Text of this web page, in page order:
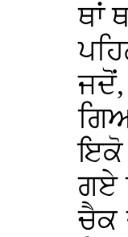
ਥਾਂ
ਇਕੋ
ਗਏ
ਚੈਕ